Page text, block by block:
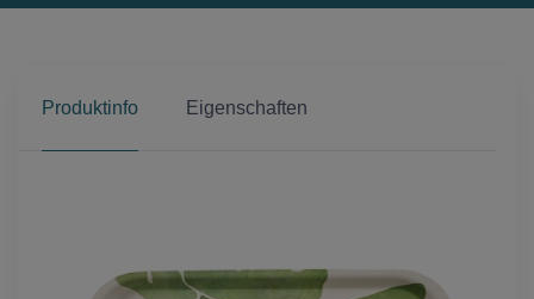
Produktinfo Eigenschaften